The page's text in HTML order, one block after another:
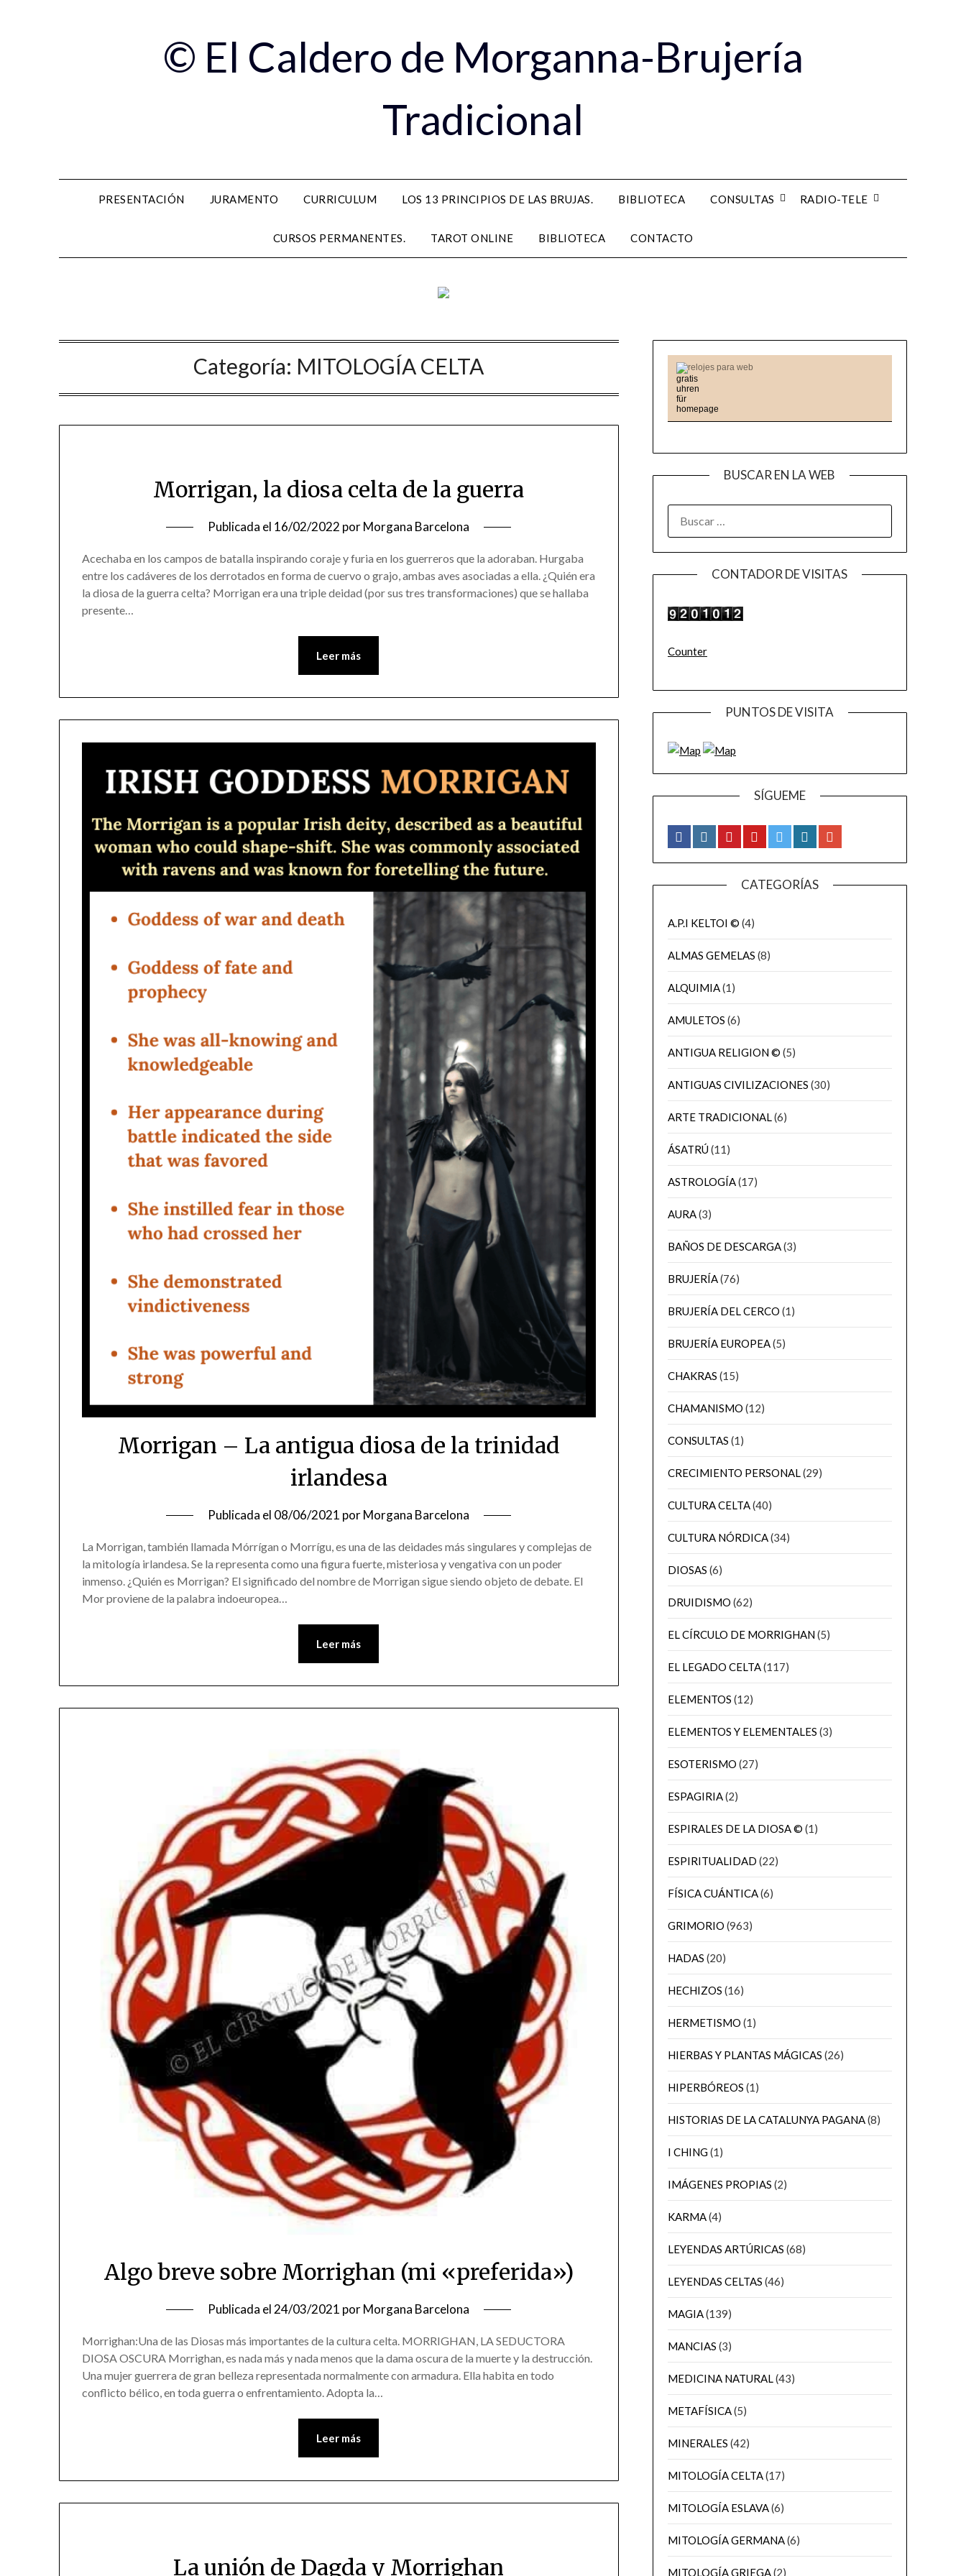
© El Caldero de Morganna-Brujería
Tradicional
PRESENTACIÓN JURAMENTO CURRICULUM LOS 13 PRINCIPIOS DE LAS BRUJAS. BIBLIOTECA CONSULTAS RADIO-TELE
CURSOS PERMANENTES. TAROT ONLINE BIBLIOTECA CONTACTO
Categoría: MITOLOGÍA CELTA
Morrigan, la diosa celta de la guerra
Publicada el 16/02/2022 porMorgana Barcelona
Acechaba en los campos de batalla inspirando coraje y furia en los guerreros que la adoraban. Hurgaba
entre los cadáveres de los derrotados en forma de cuervo o grajo, ambas aves asociadas a ella. ¿Quién era
la diosa de la guerra celta? Morrigan era una triple deidad (por sus tres transformaciones) que se hallaba
presente…
Leer más
Morrigan – La antigua diosa de la trinidad
irlandesa
Publicada el 08/06/2021 porMorgana Barcelona
La Morrigan, también llamada Mórrígan o Morrígu, es una de las deidades más singulares y complejas de
la mitología irlandesa. Se la representa como una figura fuerte, misteriosa y vengativa con un poder
inmenso. ¿Quién es Morrigan? El significado del nombre de Morrigan sigue siendo objeto de debate. El
Mor proviene de la palabra indoeuropea…
Leer más
Algo breve sobre Morrighan (mi «preferida»)
Publicada el24/03/2021 porMorgana Barcelona
Morrighan:Una de las Diosas más importantes de la cultura celta. MORRIGHAN, LA SEDUCTORA
DIOSA OSCURA Morrighan, es nada más y nada menos que la dama oscura de la muerte y la destrucción.
Una mujer guerrera de gran belleza representada normalmente con armadura. Ella habita en todo
conflicto bélico, en toda guerra o enfrentamiento. Adopta la…
Leer más
La unión de Dagda y Morrighan
relojes para web
BUSCAR EN LA WEB
CONTADOR DE VISITAS
Counter
PUNTOS DE VISITA
SÍGUEME
CATEGORÍAS
A.P.I KELTOI © (4)
ALMAS GEMELAS (8)
ALQUIMIA(1)
AMULETOS (6)
ANTIGUA RELIGION © (5)
ANTIGUAS CIVILIZACIONES (30)
ARTE TRADICIONAL(6)
ÁSATRÚ(11)
ASTROLOGÍA(17)
AURA(3)
BAÑOS DE DESCARGA(3)
BRUJERÍA(76)
BRUJERÍA DEL CERCO (1)
BRUJERÍA EUROPEA(5)
CHAKRAS (15)
CHAMANISMO (12)
CONSULTAS (1)
CRECIMIENTO PERSONAL(29)
CULTURA CELTA(40)
CULTURA NÓRDICA(34)
DIOSAS (6)
DRUIDISMO (62)
EL CÍRCULO DE MORRIGHAN(5)
EL LEGADO CELTA(117)
ELEMENTOS (12)
ELEMENTOS Y ELEMENTALES (3)
ESOTERISMO (27)
ESPAGIRIA(2)
ESPIRALES DE LA DIOSA © (1)
ESPIRITUALIDAD (22)
FÍSICA CUÁNTICA(6)
GRIMORIO (963)
HADAS (20)
HECHIZOS (16)
HERMETISMO (1)
HIERBAS Y PLANTAS MÁGICAS (26)
HIPERBÓREOS (1)
HISTORIAS DE LA CATALUNYA PAGANA(8)
I CHING(1)
IMÁGENES PROPIAS (2)
KARMA(4)
LEYENDAS ARTÚRICAS (68)
LEYENDAS CELTAS (46)
MAGIA(139)
MANCIAS (3)
MEDICINA NATURAL(43)
METAFÍSICA(5)
MINERALES (42)
MITOLOGÍA CELTA(17)
MITOLOGÍA ESLAVA(6)
MITOLOGÍA GERMANA(6)
MITOLOGÍA GRIEGA(2)